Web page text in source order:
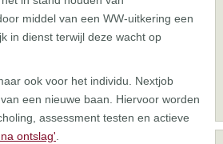
middel van een WW-uitkering een
in dienst terwijl deze wacht op
ook voor het individu. Nextjob
een nieuwe baan. Hiervoor worden
assessment testen en actieve
ontslag'